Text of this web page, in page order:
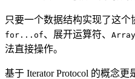
只要一个数据结构实现了这个
for...of、展开运算符、
法直接操作。
基于 Iterator Protocol 的概念更